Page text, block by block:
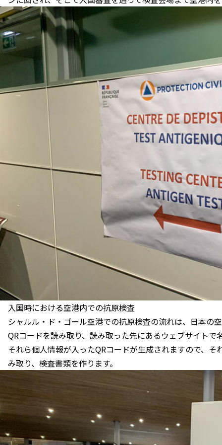
入国時における空港内での抗原検査
シャルル・ド・ゴール空港での抗原検査の流れは、日本の
QRコードを読み取り、読み取った先にあるウェブサイト
それら個人情報が入ったQRコードが生成されますので、
み取り、検査書類を作ります。